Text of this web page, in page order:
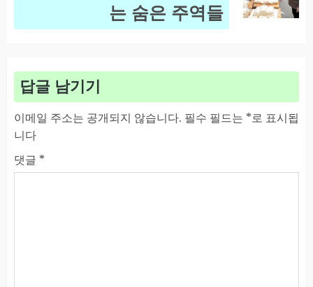
는 숨은 주역들
답글 남기기
이메일 주소는 공개되지 않습니다. 필수 필드는 *로 표시됩
니다
댓글 *